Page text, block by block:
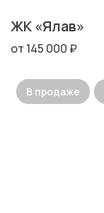
ЖК «Ялав»
от 145 000 ₽
В продаже